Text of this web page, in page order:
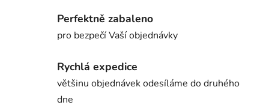
Perfektně zabaleno
pro bezpečí Vaší objednávky
Rychlá expedice
většinu objednávek odesíláme do druhého
dne